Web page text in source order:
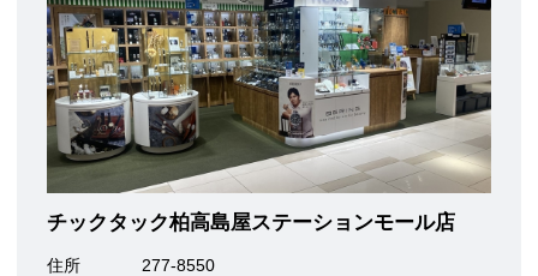
チックタック柏高島屋ステーションモール店
住所
277-8550